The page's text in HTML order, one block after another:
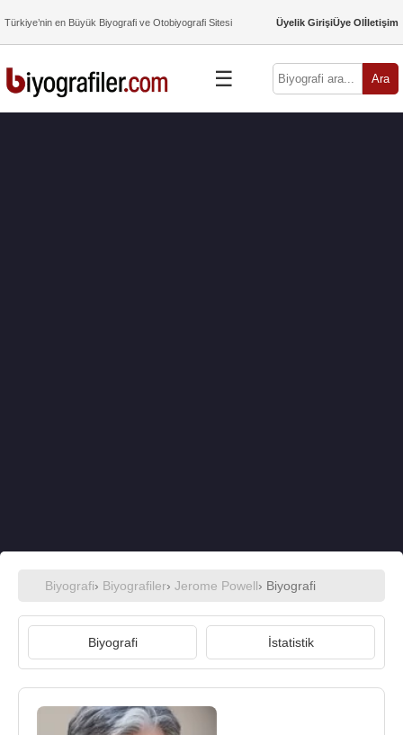
Türkiye’nin en Büyük Biyografi ve Otobiyografi Sitesi Üyelik GirişiÜye Olİletişim
☰ Ara
Biyografi› Biyografiler› Jerome Powell› Biyografi
Biyografi İstatistik